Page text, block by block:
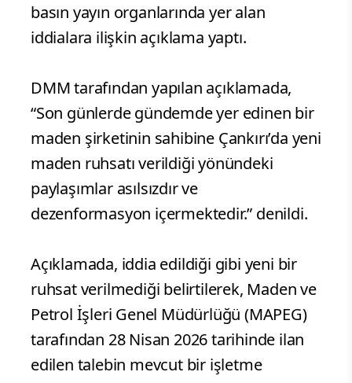
basın yayın organlarında yer alan
iddialara ilişkin açıklama yaptı.
DMM tarafından yapılan açıklamada,
“Son günlerde gündemde yer edinen bir
maden şirketinin sahibine Çankırı’da yeni
maden ruhsatı verildiği yönündeki
paylaşımlar asılsızdır ve
dezenformasyon içermektedir.” denildi.
Açıklamada, iddia edildiği gibi yeni bir
ruhsat verilmediği belirtilerek, Maden ve
Petrol İşleri Genel Müdürlüğü (MAPEG)
tarafından 28 Nisan 2026 tarihinde ilan
edilen talebin mevcut bir işletme